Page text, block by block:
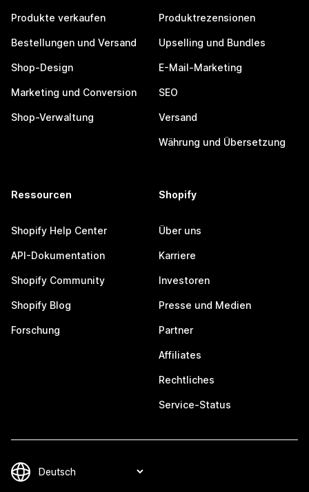
Produkte verkaufen
Bestellungen und Versand
Shop-Design
Marketing und Conversion
Shop-Verwaltung
Produktrezensionen
Upselling und Bundles
E-Mail-Marketing
SEO
Versand
Währung und Übersetzung
Ressourcen
Shopify Help Center
API-Dokumentation
Shopify Community
Shopify Blog
Forschung
Shopify
Über uns
Karriere
Investoren
Presse und Medien
Partner
Affiliates
Rechtliches
Service-Status